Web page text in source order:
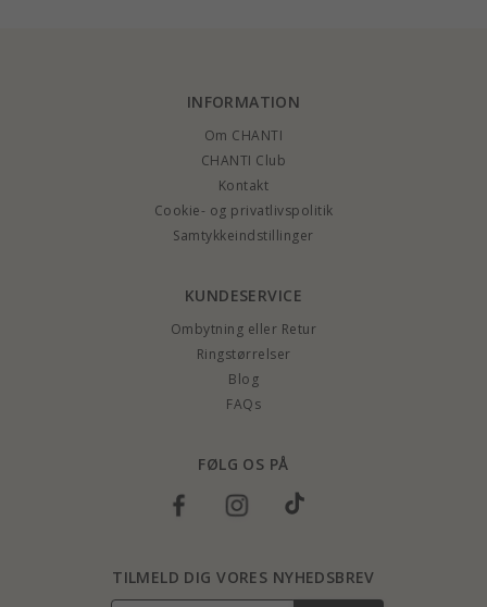
INFORMATION
Om CHANTI
CHANTI Club
Kontakt
Cookie- og privatlivspolitik
Samtykkeindstillinger
KUNDESERVICE
Ombytning eller Retur
Ringstørrelser
Blog
FAQs
FØLG OS PÅ
TILMELD DIG VORES NYHEDSBREV